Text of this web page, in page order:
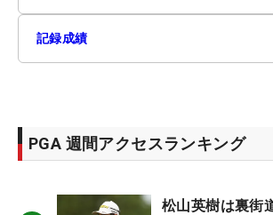
記録成績
PGA 週間アクセスランキング
松山英樹は裏街